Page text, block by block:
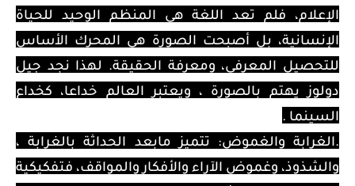
الإعلام، فلم تعد اللغة هي المنظم الوحيد للحياة
الإنسانية، بل أصبحت الصورة هي المحرك الأساس
للتحصيل المعرفي، ومعرفة الحقيقة. لهذا نجد جيل
دولوز يهتم بالصورة ، ويعتبر العالم خداعا، كخداع
السينما .
.الغرابة والغموض: تتميز مابعد الحداثة بالغرابة ،
والشذوذ، وغموض الآراء والأفكار والمواقف، فتفكيكية